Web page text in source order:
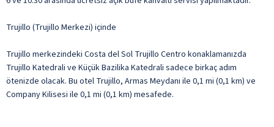
Trujillo (Trujillo Merkezi) içinde
Trujillo merkezindeki Costa del Sol Trujillo Centro konaklamanızda
Trujillo Katedrali ve Küçük Bazilika Katedrali sadece birkaç adım
ötenizde olacak. Bu otel Trujillo, Armas Meydanı ile 0,1 mi (0,1 km) ve
Company Kilisesi ile 0,1 mi (0,1 km) mesafede.